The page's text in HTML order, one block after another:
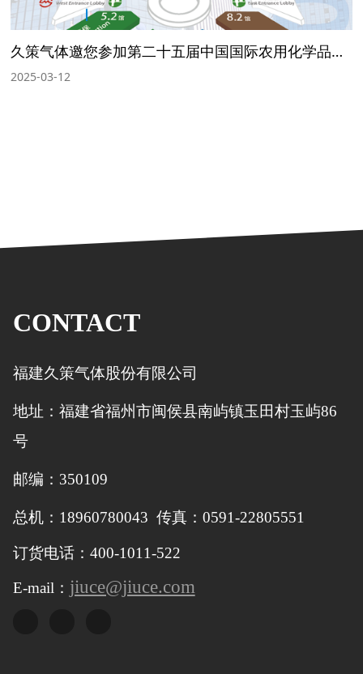
久策气体邀您参加第二十五届中国国际农用化学品及植保展览会
2025-03-12
CONTACT
福建久策气体股份有限公司
地址：福建省福州市闽侯县南屿镇玉田村玉屿86
号
邮编：350109
总机：18960780043 传真：0591-22805551
订货电话：400-1011-522
E-mail： jiuce@jiuce.com